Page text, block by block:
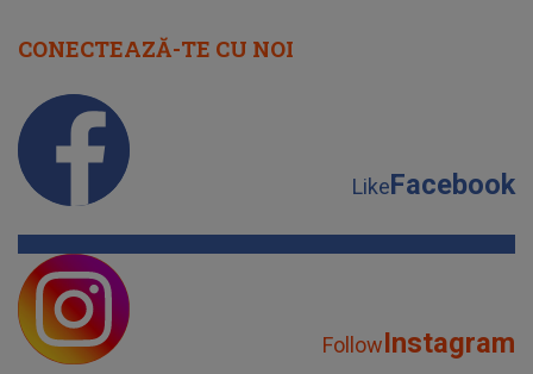
CONECTEAZĂ-TE CU NOI
LikeFacebook
FollowInstagram